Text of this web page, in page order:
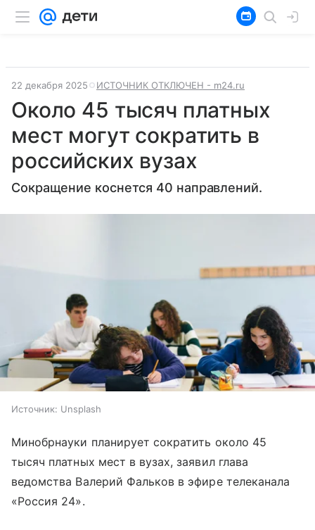
22 декабря 2025 ИСТОЧНИК ОТКЛЮЧЕН - m24.ru
Около 45 тысяч платных
мест могут сократить в
российских вузах
Сокращение коснется 40 направлений.
Источник: Unsplash
Минобрнауки планирует сократить около 45
тысяч платных мест в вузах, заявил глава
ведомства Валерий Фальков в эфире телеканала
«Россия 24».